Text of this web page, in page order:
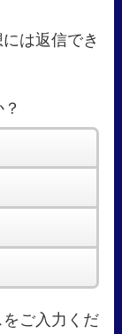
は返信でき
ご入力くだ